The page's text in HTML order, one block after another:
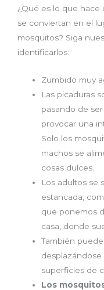
¿Qué es lo que hace
se conviertan en el
mosquitos? Siga
identificarlos:
Zumbido muy
Las picaduras
pasando de
provocar una
Solo los
machos se
cosas dulces.
Los adultos se
estancada,
que ponemos
casa, donde
También
superficies de
Los